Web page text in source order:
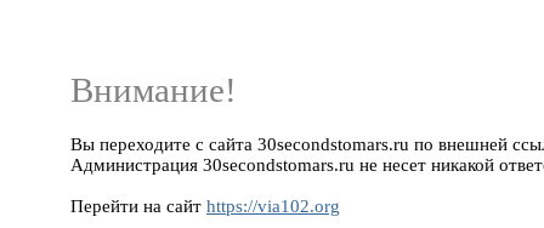
Внимание!
Вы переходите с сайта 30secondstomars.ru по внешней
Администрация 30secondstomars.ru не несет никакой
Перейти на сайт https://via102.org